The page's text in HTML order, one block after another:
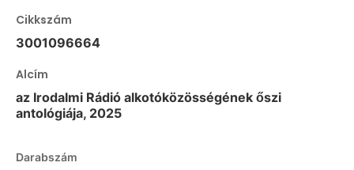
Cikkszám
3001096664
Alcím
az Irodalmi Rádió alkotóközösségének őszi
antológiája, 2025
Darabszám